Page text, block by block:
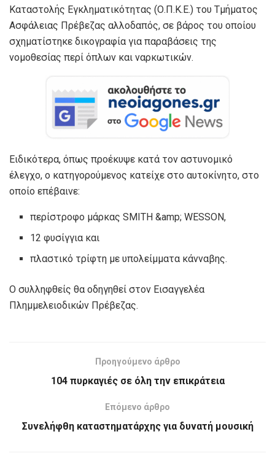
Καταστολής Εγκληματικότητας (Ο.Π.Κ.Ε.) του Τμήματος
Ασφάλειας Πρέβεζας αλλοδαπός, σε βάρος του οποίου
σχηματίστηκε δικογραφία για παραβάσεις της
νομοθεσίας περί όπλων και ναρκωτικών.
Ειδικότερα, όπως προέκυψε κατά τον αστυνομικό
έλεγχο, ο κατηγορούμενος κατείχε στο αυτοκίνητο, στο
οποίο επέβαινε:
περίστροφο μάρκας SMITH &amp; WESSON,
12 φυσίγγια και
πλαστικό τρίφτη με υπολείμματα κάνναβης.
Ο συλληφθείς θα οδηγηθεί στον Εισαγγελέα
Πλημμελειοδικών Πρέβεζας.
Προηγούμενο άρθρο
104 πυρκαγιές σε όλη την επικράτεια
Επόμενο άρθρο
Συνελήφθη καταστηματάρχης για δυνατή μουσική